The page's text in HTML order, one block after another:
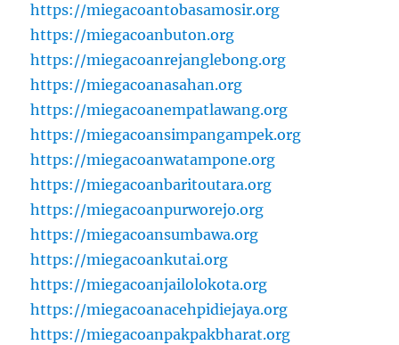
https://miegacoantobasamosir.org
https://miegacoanbuton.org
https://miegacoanrejanglebong.org
https://miegacoanasahan.org
https://miegacoanempatlawang.org
https://miegacoansimpangampek.org
https://miegacoanwatampone.org
https://miegacoanbaritoutara.org
https://miegacoanpurworejo.org
https://miegacoansumbawa.org
https://miegacoankutai.org
https://miegacoanjailolokota.org
https://miegacoanacehpidiejaya.org
https://miegacoanpakpakbharat.org